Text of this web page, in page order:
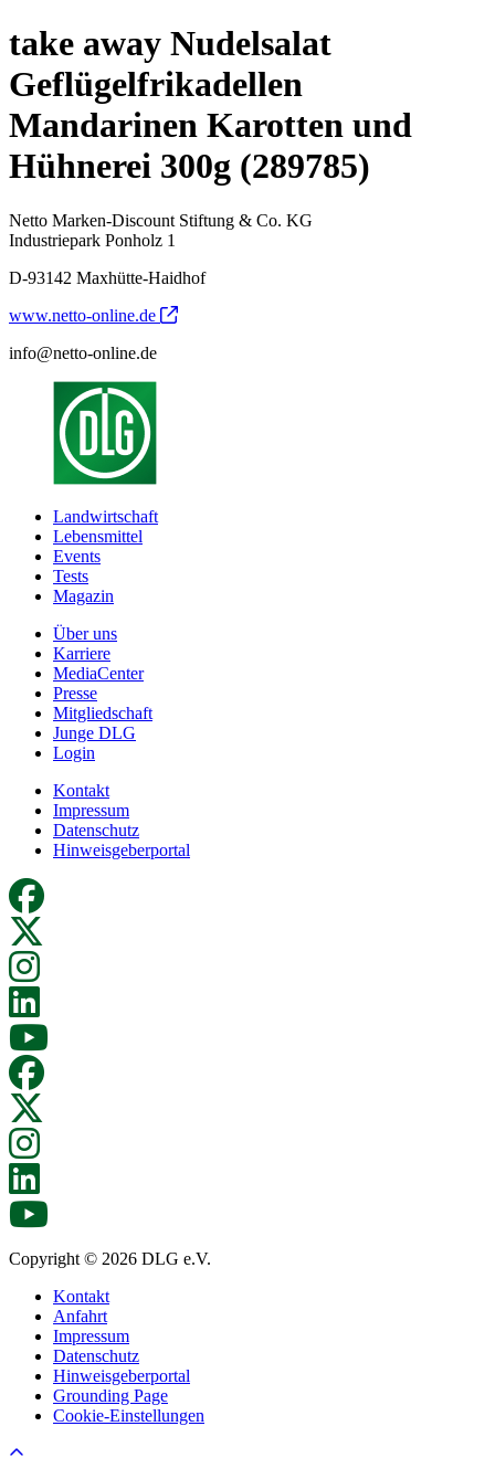
take away Nudelsalat
Geflügelfrikadellen
Mandarinen Karotten und
Hühnerei 300g (289785)
Netto Marken-Discount Stiftung & Co. KG
Industriepark Ponholz 1
D-93142 Maxhütte-Haidhof
www.netto-online.de
info@netto-online.de
Landwirtschaft
Lebensmittel
Events
Tests
Magazin
Über uns
Karriere
MediaCenter
Presse
Mitgliedschaft
Junge DLG
Login
Kontakt
Impressum
Datenschutz
Hinweisgeberportal
Copyright © 2026 DLG e.V.
Kontakt
Anfahrt
Impressum
Datenschutz
Hinweisgeberportal
Grounding Page
Cookie-Einstellungen